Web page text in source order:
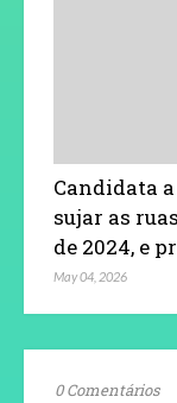
Candidata
sujar as
de 2024, e
May 04, 2026
0 Comentários